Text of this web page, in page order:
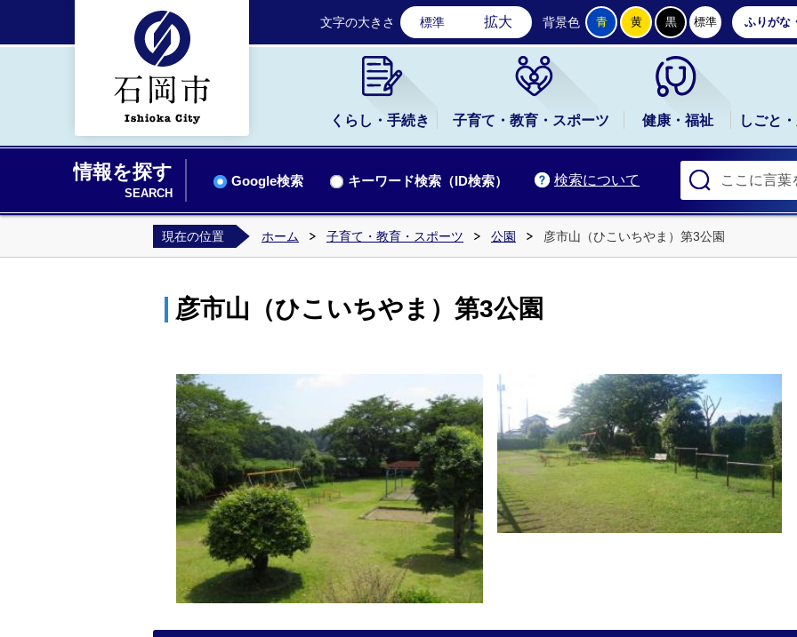
石岡市公式ホームページ
文字の大きさ 標準 拡大 背景色 青 黄 黒 標準 ふりがな
くらし・手続き 子育て・教育・スポーツ 健康・福祉 しごと
情報を探す
SEARCH
検索について
Google検索 キーワード検索（ID検索）
現在の位置 ホーム 子育て・教育・スポーツ 公園 彦市山（ひこいちやま）第3公園
彦市山（ひこいちやま）第3公園